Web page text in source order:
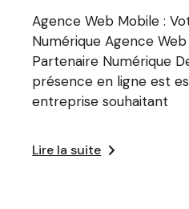
Agence Web Mobile :
Numérique Agence
Partenaire Numérique
présence en ligne est
entreprise souhaitant
Lire la suite